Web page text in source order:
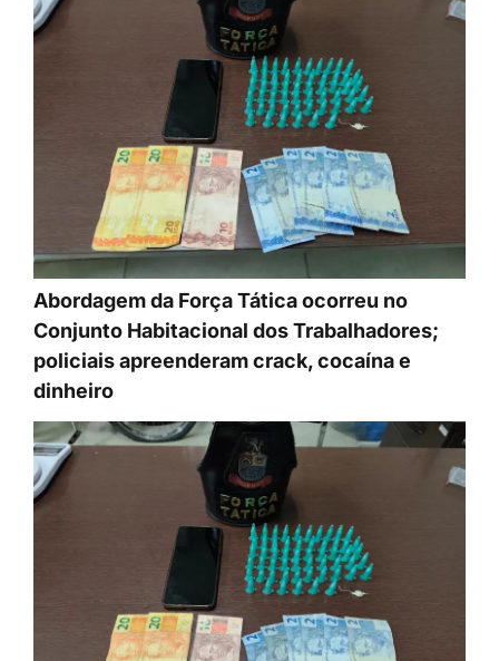
Abordagem da Força Tática ocorreu no
Conjunto Habitacional dos Trabalhadores;
policiais apreenderam crack, cocaína e
dinheiro